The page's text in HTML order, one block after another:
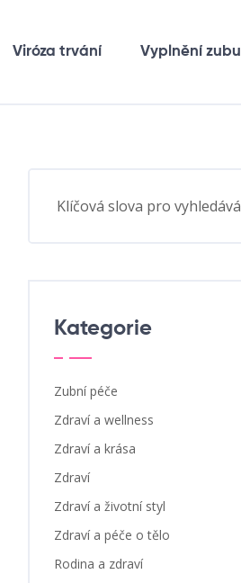
Viróza trvání Vyplnění zubu
Kategorie
Zubní péče
Zdraví a wellness
Zdraví a krása
Zdraví
Zdraví a životní styl
Zdraví a péče o tělo
Rodina a zdraví